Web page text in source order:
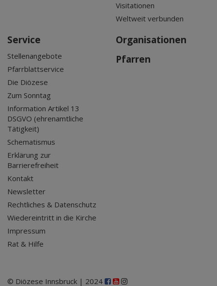
Visitationen
Weltweit verbunden
Service
Stellenangebote
Pfarrblattservice
Die Diözese
Zum Sonntag
Information Artikel 13
DSGVO (ehrenamtliche
Tätigkeit)
Schematismus
Erklärung zur
Barrierefreiheit
Kontakt
Newsletter
Rechtliches & Datenschutz
Wiedereintritt in die Kirche
Impressum
Rat & Hilfe
Organisationen
Pfarren
© Diözese Innsbruck | 2024